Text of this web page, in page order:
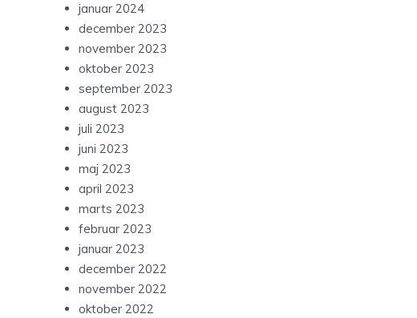
januar 2024
december 2023
november 2023
oktober 2023
september 2023
august 2023
juli 2023
juni 2023
maj 2023
april 2023
marts 2023
februar 2023
januar 2023
december 2022
november 2022
oktober 2022